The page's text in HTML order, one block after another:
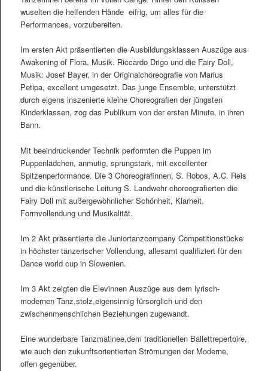
wuselten die helfenden Hände eifrig, um alles für die
Performances, vorzubereiten.
Im ersten Akt präsentierten die Ausbildungsklassen Auszüge aus
Awakening of Flora, Musik. Riccardo Drigo und die Fairy Doll,
Musik: Josef Bayer, in der Originalchoreografie von Marius
Petipa, excellent umgesetzt. Das junge Ensemble, unterstützt
durch eigens inszenierte kleine Choreografien der jüngsten
Kinderklassen, zog das Publikum von der ersten Minute, in ihren
Bann.
Mit beeindruckender Technik performten die Puppen im
Puppenlädchen, anmutig, sprungstark, mit excellenter
Spitzenperformance. Die 3 Choreografinnen, S. Robos, A.C. Reis
und die künstlerische Leitung S. Landwehr choreografierten die
Fairy Doll mit außergewöhnlicher Schönheit, Klarheit,
Formvollendung und Musikalität.
Im 2 Akt präsentierte die Juniortanzcompany Competitionstücke
in höchster tänzerischer Vollendung, allesamt qualifiziert für den
Dance world cup in Slowenien.
Im 3 Akt zeigten die Elevinnen Auszüge aus dem lyrisch-
modernen Tanz,stolz,eigensinnig fürsorglich und den
zwischenmenschlichen Beziehungen zugewandt.
Eine wunderbare Tanzmatinee,dem traditionellen Ballettrepertoire,
wie auch den zukunftsorientierten Strömungen der Moderne,
offen gegenüber.